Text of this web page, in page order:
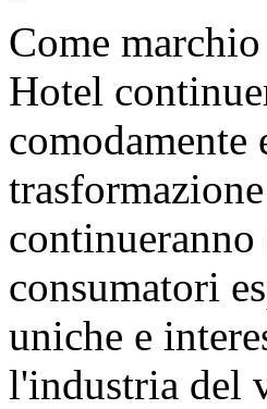
Come
Hotel
consumatori
uniche e
l'industria del